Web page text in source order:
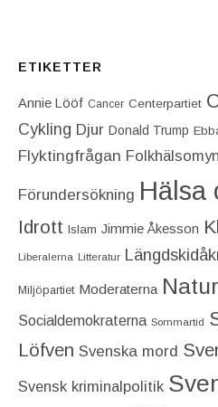
ETIKETTER
Annie Lööf Cancer Centerpartiet‎
Cykling Djur Donald Trump
Flyktingfrågan
Förundersökning Hälsa
Idrott Islam Jimmie Åkesson
Liberalerna Litteratur
Miljöpartiet Moderaterna Natur
Socialdemokraterna Sommartid
Löfven Svenska mord
Svensk kriminalpolitik